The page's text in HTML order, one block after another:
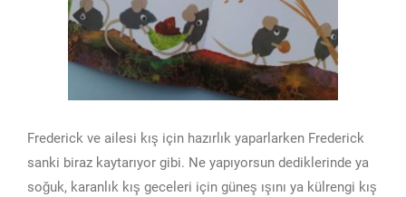
Frederick ve ailesi kış için hazırlık yaparlarken Frederick
sanki biraz kaytarıyor gibi. Ne yapıyorsun dediklerinde ya
soğuk, karanlık kış geceleri için güneş ışını ya külrengi kış